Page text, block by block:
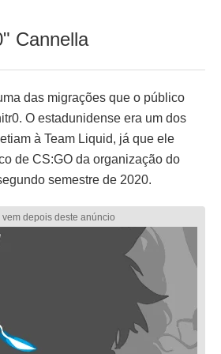
Cannella
das migrações que o público
O estadunidense era um dos
à Team Liquid, já que ele
de CS:GO da organização do
semestre de 2020.